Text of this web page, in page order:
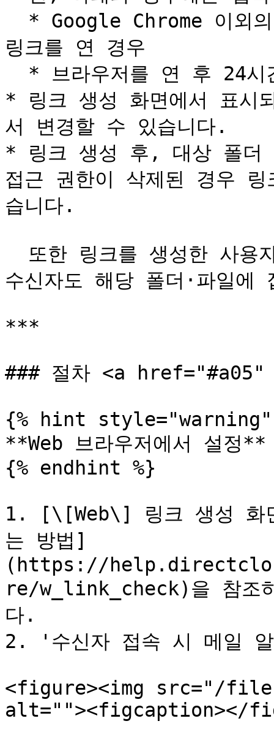
링크를 연 경우
* 링크 생성 화면에서 표시
서 변경할 수 있습니다.
* 링크 생성 후, 대상 폴더
접근 권한이 삭제된 경우
습니다.
수신자도 해당 폴더·파일
***
### 절차 <a
{% hint style="warning"
**Web 브라우저에서 설정**
{% endhint %}
1. [\[Web\] 링크 생성 화
는 방법]
(https://
re/w_link_check)을 참조
다.
2. '수신자 접속 시 메일
<figure><img src="/files/
alt=""><figcaption></